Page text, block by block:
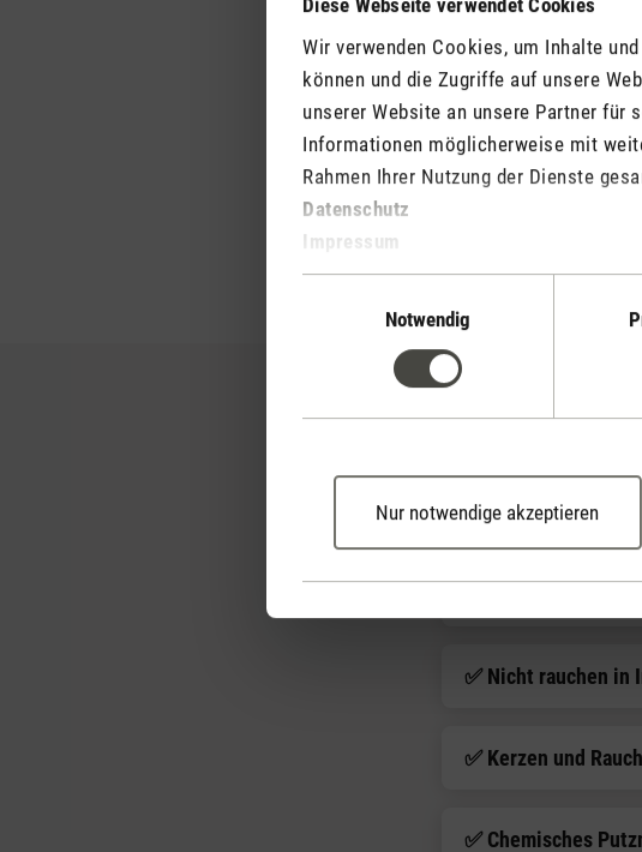
Wir verwenden Cookies, um Inhalte
können und die Zugriffe auf unsere
unserer Website an unsere Partner für
Informationen möglicherweise mit
Rahmen Ihrer Nutzung der Dienste
Datenschutz
Impressum
Notwendig
Nur notwendige akzeptieren
Saubere Raumluft ist von
Wohlbefinden. Wir verbringen viel
beispielsweise Feinstaub, flüchtige
dadurch verstärkt werden.
Wohlbefinden. Es ist also
✅ Luftreiniger
✅ Nicht rauchen in
✅ Kerzen und
✅ Chemisches